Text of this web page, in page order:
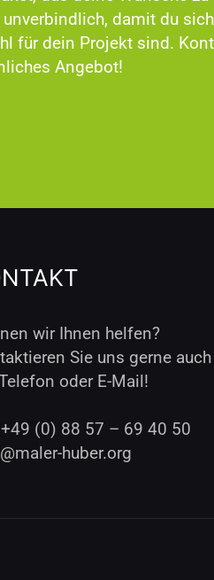
damit du
für dein Projekt sind.
Angebot!
wir Ihnen helfen?
Sie uns gerne auch
oder E-Mail!
(0) 88 57 – 69 40 50
huber.org